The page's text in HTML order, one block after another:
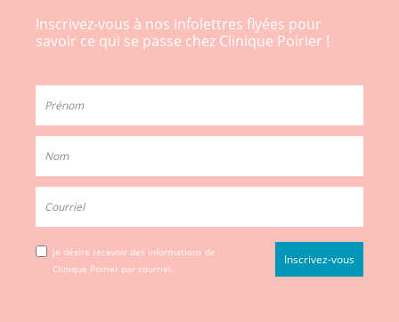
Inscrivez-vous à nos infolettres flyées pour
savoir ce qui se passe chez Clinique Poirier !
Je désire recevoir des informations de
Clinique Poirier par courriel.